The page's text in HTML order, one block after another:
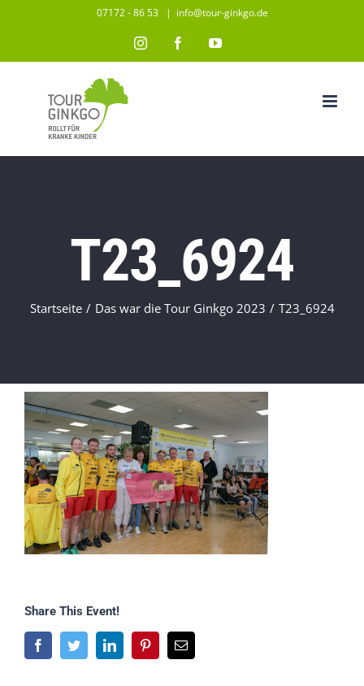
07172 - 86 53 | info@tour-ginkgo.de
InstagramFacebookYouTube
T23_6924
Startseite / Das war die Tour Ginkgo 2023 / T23_6924
Share This Event!
FacebookTwitterLinkedInPinterestE-
Mail